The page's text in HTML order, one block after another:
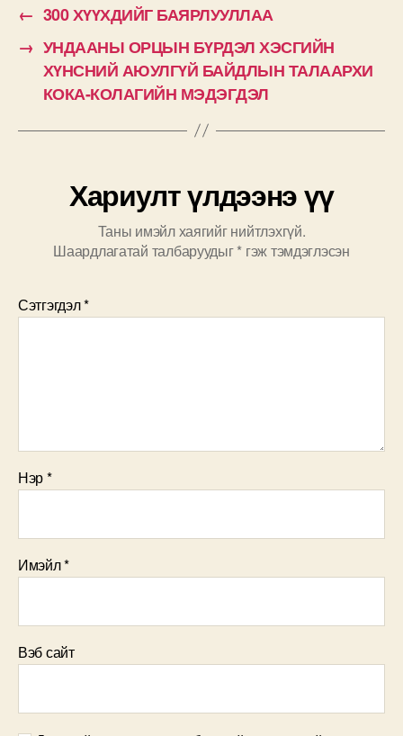
← 300 ХҮҮХДИЙГ БАЯРЛУУЛЛАА
→ УНДААНЫ ОРЦЫН БҮРДЭЛ ХЭСГИЙН
ХҮНСНИЙ АЮУЛГҮЙ БАЙДЛЫН ТАЛААРХИ
КОКА-КОЛАГИЙН МЭДЭГДЭЛ
Хариулт үлдээнэ үү
Таны имэйл хаягийг нийтлэхгүй.
Шаардлагатай талбаруудыг* гэж тэмдэглэсэн
Сэтгэгдэл*
Нэр*
Имэйл*
Вэб сайт